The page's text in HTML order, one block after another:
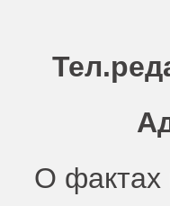
О фактах